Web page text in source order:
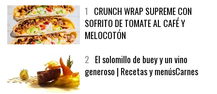
1CRUNCH WRAP SUPREME CON
SOFRITO DE TOMATE AL CAFÉ Y
MELOCOTÓN
2El solomillo de buey y un vino